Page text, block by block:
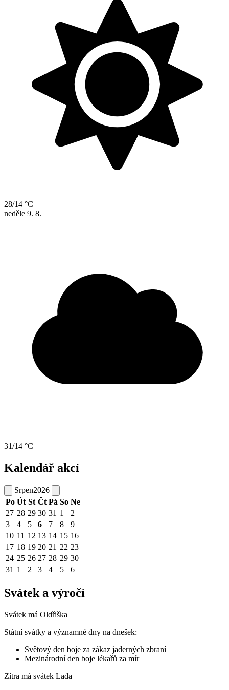
28/14 °C
neděle 9. 8.
31/14 °C
Kalendář akcí
Srpen2026
Po Út St Čt Pá So Ne
27 28 29 30 31 1
2
3
4 5 6 7 8
9
10 11 12 13 14 15 16
17 18 19 20 21 22 23
24 25 26 27 28 29 30
31 1 2 3 4 5 6
Svátek a výročí
Svátek má Oldřiška
Státní svátky a významné dny na dnešek:
Světový den boje za zákaz jaderných zbraní
Mezinárodní den boje lékařů za mír
Zítra má svátek Lada